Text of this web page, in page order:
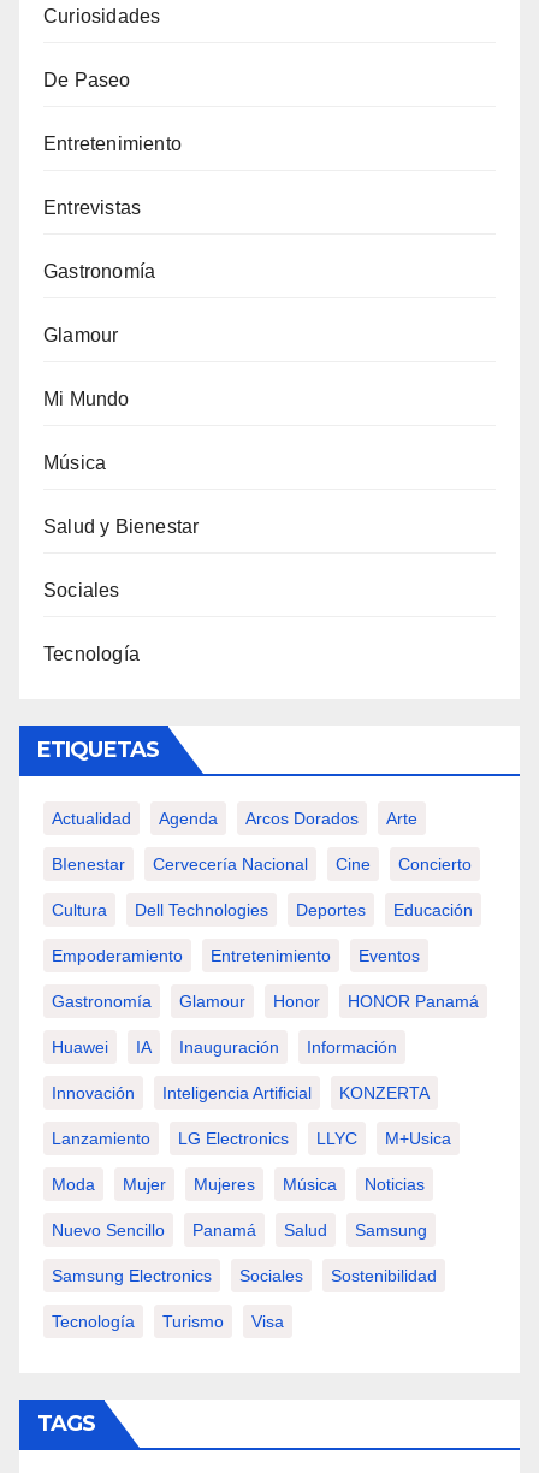
Curiosidades
De Paseo
Entretenimiento
Entrevistas
Gastronomía
Glamour
Mi Mundo
Música
Salud y Bienestar
Sociales
Tecnología
ETIQUETAS
Actualidad Agenda Arcos Dorados Arte
BIenestar Cervecería Nacional Cine Concierto
Cultura Dell Technologies Deportes Educación
Empoderamiento Entretenimiento Eventos
Gastronomía Glamour Honor HONOR Panamá
Huawei IA Inauguración Información
Innovación Inteligencia Artificial KONZERTA
Lanzamiento LG Electronics LLYC M+usica
Moda Mujer Mujeres Música Noticias
Nuevo Sencillo Panamá Salud Samsung
Samsung Electronics Sociales Sostenibilidad
Tecnología Turismo Visa
TAGS